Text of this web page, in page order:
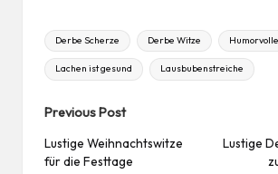
Tags:
Derbe Scherze Derbe Witze
Lachen ist gesund Lausbubenstreiche
Post
navigation
Previous Post
Lustige Weihnachtswitze
für die Festtage
Lustige